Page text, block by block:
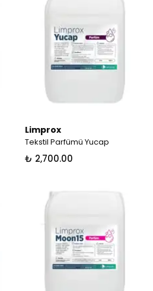
Limprox
Tekstil Parfümü Yucap
₺ 2,700.00